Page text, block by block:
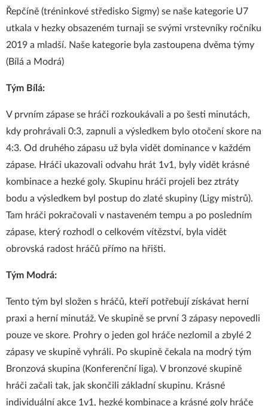
Řepčíně (tréninkové středisko Sigmy) se naše kategorie U7
utkala v hezky obsazeném turnaji se svými vrstevníky ročníku
2019 a mladší. Naše kategorie byla zastoupena dvěma týmy
(Bílá a Modrá)
Tým Bílá:
V prvním zápase se hráči rozkoukávali a po šesti minutách,
kdy prohrávali 0:3, zapnuli a výsledkem bylo otočení skore na
4:3. Od druhého zápasu už byla vidět dominance v každém
zápase. Hráči ukazovali odvahu hrát 1v1, byly vidět krásné
kombinace a hezké goly. Skupinu hráči projeli bez ztráty
bodu a výsledkem byl postup do zlaté skupiny (Ligy mistrů).
Tam hráči pokračovali v nastaveném tempu a po posledním
zápase, který rozhodl o celkovém vítězství, byla vidět
obrovská radost hráčů přímo na hřišti.
Tým Modrá:
Tento tým byl složen s hráčů, kteří potřebují získávat herní
praxi a herní minutáž. Ve skupině se první 3 zápasy nepovedli
pouze ve skore. Prohry o jeden gol hráče nezlomil a zbylé 2
zápasy ve skupině vyhráli. Po skupině čekala na modrý tým
Bronzová skupina (Konferenční liga). V bronzové skupině
hráči začali tak, jak skončili základní skupinu. Krásné
individuální akce 1v1, hezké kombinace a krásné goly hráče